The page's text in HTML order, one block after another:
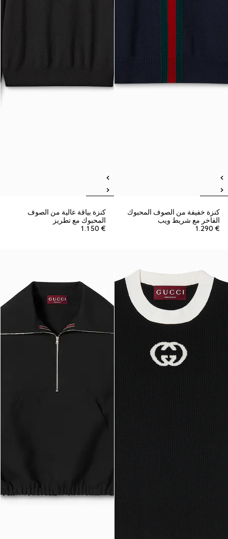
كنزة خفيفة من الصوف المحبوك
الفاخر مع شريط ويب
€ 1.290
كنزة بياقة عالية من الصوف
المحبوك مع تطريز
€ 1.150